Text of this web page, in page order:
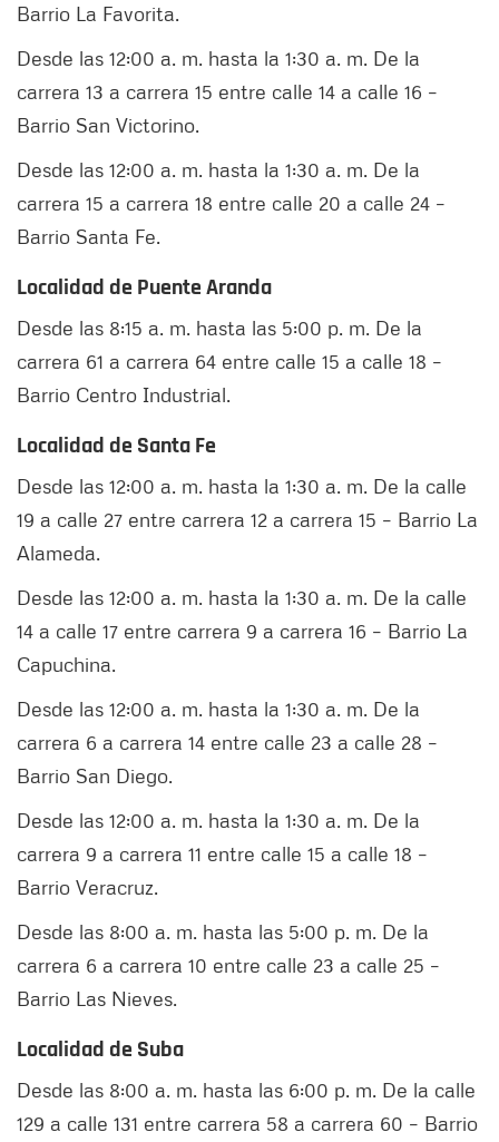
Barrio La Favorita.
Desde las 12:00 a. m. hasta la 1:30 a. m. De la
carrera 13 a carrera 15 entre calle 14 a calle 16 –
Barrio San Victorino.
Desde las 12:00 a. m. hasta la 1:30 a. m. De la
carrera 15 a carrera 18 entre calle 20 a calle 24 –
Barrio Santa Fe.
Localidad de Puente Aranda
Desde las 8:15 a. m. hasta las 5:00 p. m. De la
carrera 61 a carrera 64 entre calle 15 a calle 18 –
Barrio Centro Industrial.
Localidad de Santa Fe
Desde las 12:00 a. m. hasta la 1:30 a. m. De la calle
19 a calle 27 entre carrera 12 a carrera 15 – Barrio La
Alameda.
Desde las 12:00 a. m. hasta la 1:30 a. m. De la calle
14 a calle 17 entre carrera 9 a carrera 16 – Barrio La
Capuchina.
Desde las 12:00 a. m. hasta la 1:30 a. m. De la
carrera 6 a carrera 14 entre calle 23 a calle 28 –
Barrio San Diego.
Desde las 12:00 a. m. hasta la 1:30 a. m. De la
carrera 9 a carrera 11 entre calle 15 a calle 18 –
Barrio Veracruz.
Desde las 8:00 a. m. hasta las 5:00 p. m. De la
carrera 6 a carrera 10 entre calle 23 a calle 25 –
Barrio Las Nieves.
Localidad de Suba
Desde las 8:00 a. m. hasta las 6:00 p. m. De la calle
129 a calle 131 entre carrera 58 a carrera 60 – Barrio